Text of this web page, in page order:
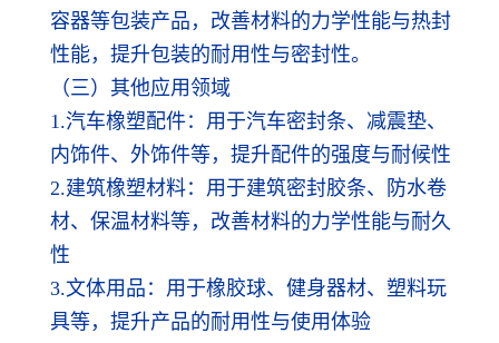
容器等包装产品，改善材料的力学性能与热封
性能，提升包装的耐用性与密封性。
（三）其他应用领域
1.汽车橡塑配件：用于汽车密封条、减震垫、
内饰件、外饰件等，提升配件的强度与耐候性
2.建筑橡塑材料：用于建筑密封胶条、防水卷
材、保温材料等，改善材料的力学性能与耐久
性
3.文体用品：用于橡胶球、健身器材、塑料玩
具等，提升产品的耐用性与使用体验